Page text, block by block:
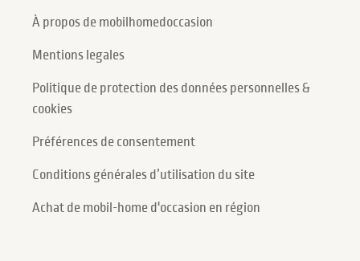
À propos de mobilhomedoccasion
Mentions legales
Politique de protection des données personnelles &
cookies
Préférences de consentement
Conditions générales d’utilisation du site
Achat de mobil-home d'occasion en région